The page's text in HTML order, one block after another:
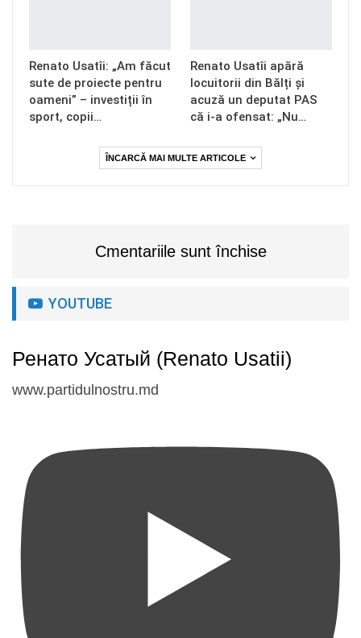
Renato Usatîi: „Am făcut
sute de proiecte pentru
oameni” – investiții în
sport, copii…
Renato Usatîi apără
locuitorii din Bălți și
acuză un deputat PAS
că i-a ofensat: „Nu…
ÎNCARCĂ MAI MULTE ARTICOLE
Cmentariile sunt închise
YOUTUBE
Ренато Усатый (Renato Usatii)
www.partidulnostru.md